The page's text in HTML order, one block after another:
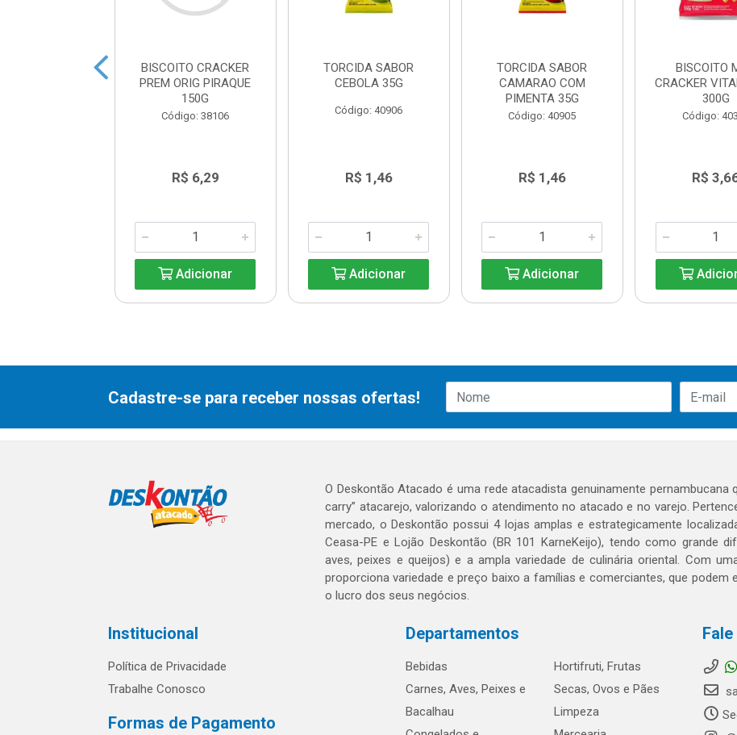
BISCOITO CRACKER
PREM ORIG PIRAQUE
150G
Código: 38106
R$ 6,29
Adicionar
TORCIDA SABOR
CEBOLA 35G
Código: 40906
R$ 1,46
Adicionar
TORCIDA SABOR
CAMARAO COM
PIMENTA 35G
Código: 40905
R$ 1,46
Adicionar
BISCOITO
CRACKER
300G
Código:
R$
Cadastre-se para receber nossas ofertas!
O Deskontão Atacado é uma rede atacadista genuinamente
carry” atacarejo, valorizando o atendimento no atacado e no varejo.
mercado, o Deskontão possui 4 lojas amplas e estrategicamente
Ceasa-PE e Lojão Deskontão (BR 101 KarneKeijo), tendo como grande
aves, peixes e queijos) e a ampla variedade de culinária oriental. Com
proporciona variedade e preço baixo a famílias e comerciantes, que
o lucro dos seus negócios.
Institucional
Política de Privacidade
Trabalhe Conosco
Formas de Pagamento
Departamentos
Bebidas
Carnes, Aves, Peixes e
Bacalhau
Hortifruti, Frutas
Secas, Ovos e Pães
Limpeza